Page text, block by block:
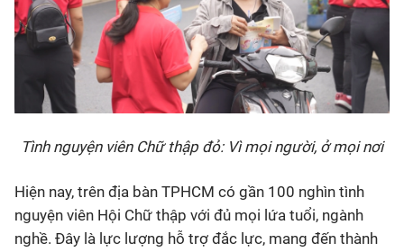
Tình nguyện viên Chữ thập đỏ: Vì mọi người, ở mọi nơi
Hiện nay, trên địa bàn TPHCM có gần 100 nghìn tình
nguyện viên Hội Chữ thập với đủ mọi lứa tuổi, ngành
nghề. Đây là lực lượng hỗ trợ đắc lực, mang đến thành